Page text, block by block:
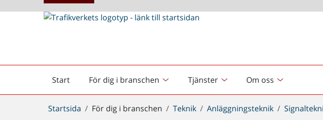
Start
Startsida För dig i branschen Tjänster Om oss
Du
Startsida För dig i branschen Teknik Anläggningsteknik